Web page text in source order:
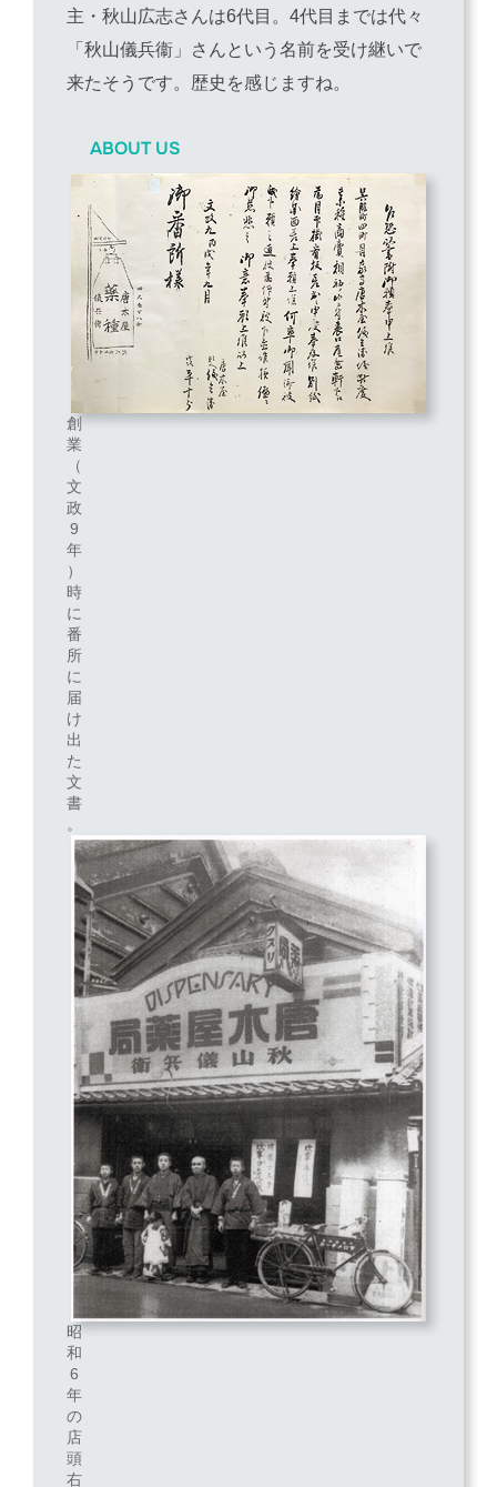
主・秋山広志さんは6代目。4代目までは代々
「秋山儀兵衞」さんという名前を受け継いで
来たそうです。歴史を感じますね。
ABOUT US
創
業
（
文
政
9
年
）
時
に
番
所
に
届
け
出
た
文
書
。
昭
和
6
年
の
店
頭
右